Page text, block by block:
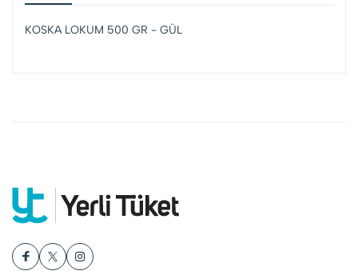
KOSKA LOKUM 500 GR - GÜL